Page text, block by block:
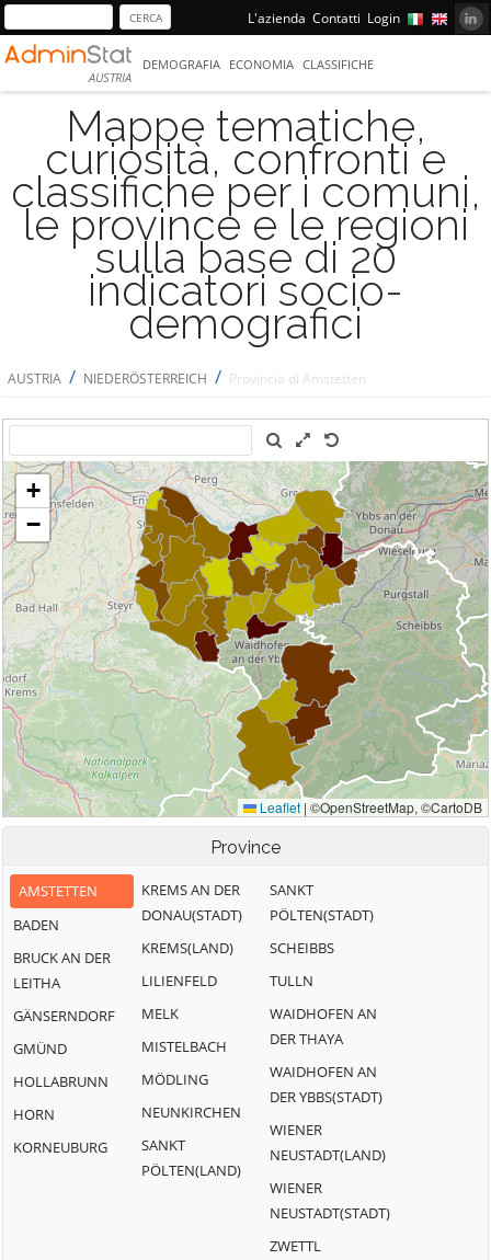
L'azienda Contatti Login
AUSTRIA
DEMOGRAFIA ECONOMIA CLASSIFICHE
Mappe tematiche,
curiosità, confronti e
classifiche per i comuni,
le province e le regioni
sulla base di 20
indicatori socio-
demografici
AUSTRIA / NIEDERÖSTERREICH / Provincia di Amstetten
Province
AMSTETTEN
BADEN
BRUCK AN DER
LEITHA
GÄNSERNDORF
GMÜND
HOLLABRUNN
HORN
KORNEUBURG
KREMS AN DER
DONAU(STADT)
KREMS(LAND)
LILIENFELD
MELK
MISTELBACH
MÖDLING
NEUNKIRCHEN
SANKT
PÖLTEN(LAND)
SANKT
PÖLTEN(STADT)
SCHEIBBS
TULLN
WAIDHOFEN AN
DER THAYA
WAIDHOFEN AN
DER YBBS(STADT)
WIENER
NEUSTADT(LAND)
WIENER
NEUSTADT(STADT)
ZWETTL